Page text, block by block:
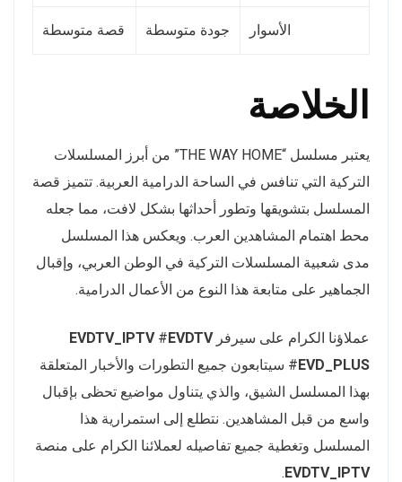
الأسوار جودة متوسطة قصة متوسطة
الخلاصة
يعتبر مسلسل “THE WAY HOME” من أبرز المسلسلات
التركية التي تنافس في الساحة الدرامية العربية. تتميز قصة
المسلسل بتشويقها وتطور أحداثها بشكل لافت، مما جعله
محط اهتمام المشاهدين العرب. ويعكس هذا المسلسل
مدى شعبية المسلسلات التركية في الوطن العربي، وإقبال
الجماهير على متابعة هذا النوع من الأعمال الدرامية.
عملاؤنا الكرام على سيرفر EVDTV_IPTV#EVDTV
#EVD_PLUS
سيتابعون جميع التطورات والأخبار المتعلقة
بهذا المسلسل الشيق، والذي يتناول مواضيع تحظى بإقبال
واسع من قبل المشاهدين. نتطلع إلى استمرارية هذا
المسلسل وتغطية جميع تفاصيله لعملائنا الكرام على منصة
EVDTV_IPTV
.